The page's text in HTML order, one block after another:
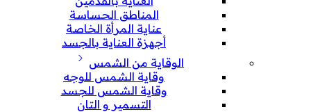
المناطق الحساسة
عناية المرأة الخاصة
أجهزة العناية بالجسد
الوقاية من الشمس
وقاية الشمس للوجه
وقاية الشمس للجسد
التسمير و التان